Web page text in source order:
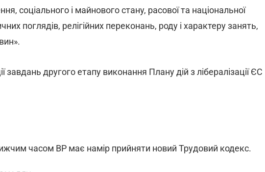
соціального і майнового стану, расової та національної
поглядів, релігійних переконань, роду і характеру занять,
завдань другого етапу виконання Плану дій з лібералізації ЄС
часом ВР має намір прийняти новий Трудовий кодекс.